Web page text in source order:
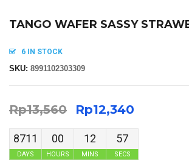
TANGO WAFER SASSY
6 IN STOCK
SKU: 8991102303309
Rp13,560 Rp12,340
8711
DAYS
00
HOURS
12
MINS
56
SECS